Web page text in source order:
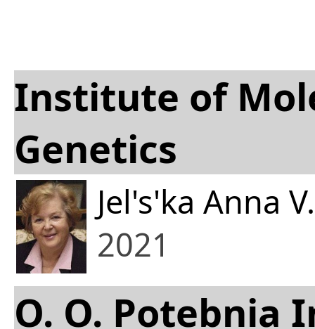
Institute of
Genetics
Jel's'ka Anna V.
2021
O. O. Potebnia